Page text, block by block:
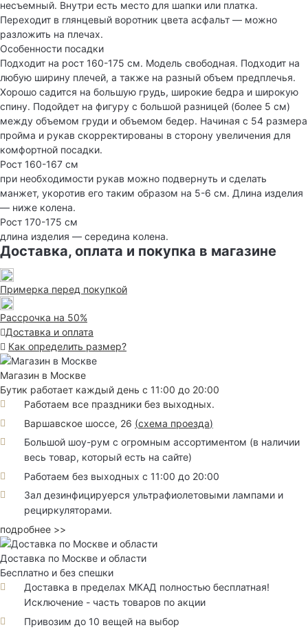
несъемный. Внутри есть место для шапки или платка.
Переходит в глянцевый воротник цвета асфальт — можно
разложить на плечах.
Особенности посадки
Подходит на рост 160-175 см. Модель свободная. Подходит на
любую ширину плечей, а также на разный объем предплечья.
Хорошо садится на большую грудь, широкие бедра и широкую
спину. Подойдет на фигуру с большой разницей (более 5 см)
между объемом груди и объемом бедер. Начиная с 54 размера
пройма и рукав скорректированы в сторону увеличения для
комфортной посадки.
Рост 160-167 см
при необходимости рукав можно подвернуть и сделать
манжет, укоротив его таким образом на 5-6 см. Длина изделия
— ниже колена.
Рост 170-175 см
длина изделия — середина колена.
Доставка, оплата и покупка в магазине
Примерка перед покупкой
Рассрочка на 50%
Доставка и оплата
Как определить размер?
Магазин в Москве
Бутик работает каждый день с 11:00 до 20:00
Работаем все праздники без выходных.
Варшавское шоссе, 26 (схема проезда)
Большой шоу-рум с огромным ассортиментом (в наличии
весь товар, который есть на сайте)
Работаем без выходных с 11:00 до 20:00
Зал дезинфицируерся ультрафиолетовыми лампами и
рециркуляторами.
подробнее >>
Доставка по Москве и области
Бесплатно и без спешки
Доставка в пределах МКАД полностью бесплатная!
Исключение - часть товаров по акции
Привозим до 10 вещей на выбор